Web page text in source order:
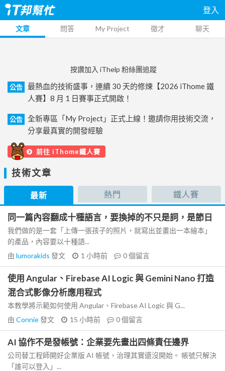
登入
文章 問答 My Project 徵才 聊天
按讚加入 iThelp 粉絲團追蹤
公告
最熱血的技術盛事，連續 30 天的修煉【2026 iThome 鐵
人賽】8 月 1 日賽事正式開啟！
公告
全新專區「My Project」正式上線！邀請你用技術交流，
分享最真實的開發經驗
前往 iThome鐵人賽
技術文章
最新 熱門 鐵人賽
同一篇內容翻成十種語言，要換掉的不只是詞，是節日
我們做的是一套「上傳一張孩子的照片，就寫出並畫出一本繪本」
的產品，內容要以十種語...
由 lumorakids 發文 1 小時前 0個留言
使用 Angular、Firebase AI Logic 與 Gemini Nano 打造
混合式影像分析應用程式
本教學將示範如何使用 Angular、Firebase AI Logic 與 G...
由 Connie發文 15 小時前 0個留言
AI 協作不是發帳號：企業要先畫出四條責任邊界
公司替工程師開好企業版 AI 帳號，治理其實還沒開始。 帳號只解決
「誰可以登入」...